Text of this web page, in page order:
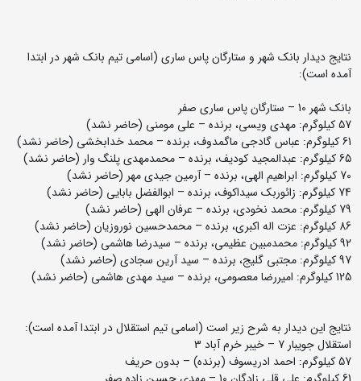
نتایج دیدار بانک شهر و ستارگان پاس ساری (اسامی تیم بانک شهر در ابتدا
آمده است):
بانک شهر 10 – ستارگان پاس ساری صفر
57 کیلوگرم: مهدی ویسی، برنده – علی مومنی (حاضر نشد)
61 کیلوگرم: عباس گادجی ماگمدوف، برنده – محمد خدابخشی (حاضر نشد)
65 کیلوگرم: عبدالمجید کودیف، برنده – محمدمهدی پلنگ وار (حاضر نشد)
70 کیلوگرم: ابراهیم الهی، برنده – آرمین جیدی مهر (حاضر نشد)
74 کیلوگرم: زائوربک سیداکوف، برنده – ابوالفضل بابایی (حاضر نشد)
79 کیلوگرم: محمد نخودی، برنده – عرفان الهی (حاضر نشد)
86 کیلوگرم: عزت اله اکبری، برنده – محمدحسین نوروزیان (حاضر نشد)
92 کیلوگرم: محمدمبین عظیمی، برنده – سیدرضا هاشمی (حاضر نشد)
97 کیلوگرم: مجتبی گلیج، برنده – سید آرین سجادی (حاضر نشد)
125 کیلوگرم: امیررضا معصومی، برنده – سید مهدی هاشمی (حاضر نشد)
نتایج این دیدار به شرح زیر است (اسامی تیم استقلال در ابتدا آمده است):
استقلال جویبار 7 – خیبر خرم آباد 3
57 کیلوگرم: احمد ادریسوف (برنده) – بدون حریف